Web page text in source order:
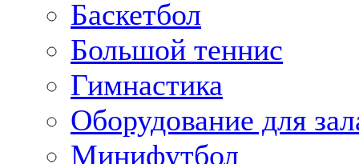
Баскетбол
Большой теннис
Гимнастика
Оборудование для
Минифутбол